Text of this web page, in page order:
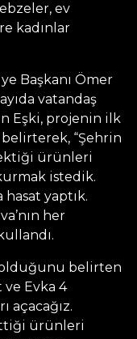
ev
kadınlar
Başkanı Ömer
vatandaş
Eşki, projenin ilk
belirterek, “Şehrin
ektiği ürünleri
istedik.
hasat yaptık.
her
olduğunu belirten
ve Evka 4
açacağız.
ürünleri